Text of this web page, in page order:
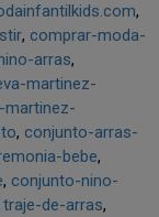
comprar-moda-
arras
martinez-
martinez-
conjunto-arras-
bebe
conjunto-nino-
traje-de-arras